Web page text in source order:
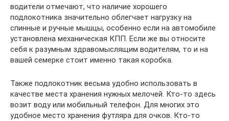
водители отмечают, что наличие хорошего
подлокотника значительно облегчает нагрузку на
спинные и ручные мышцы, особенно если на автомобиле
установлена механическая КПП. Если же вы относите
себя к разумным здравомыслящим водителям, то и на
вашей семерке стоит именно такая коробка.
Также подлокотник весьма удобно использовать в
качестве места хранения нужных мелочей. Кто-то здесь
возит воду или мобильный телефон. Для многих это
удобное место хранения футляра для очков. Кто-то